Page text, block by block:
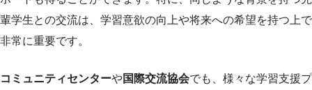
輩学生との交流は、学習意欲の向上や将来への希望を持つ上で
非常に重要です。
コミュニティセンターや国際交流協会でも、様々な学習支援プ